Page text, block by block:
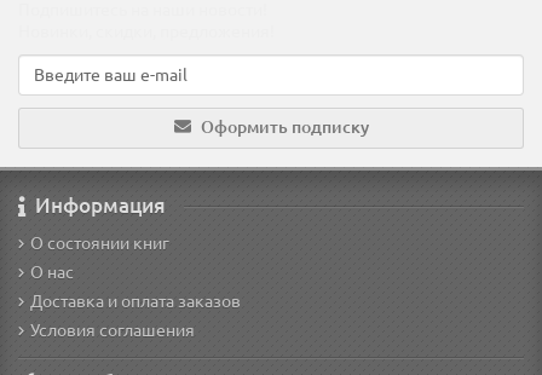
Оформить подписку
Информация
О состоянии книг
О нас
Доставка и оплата заказов
Условия соглашения